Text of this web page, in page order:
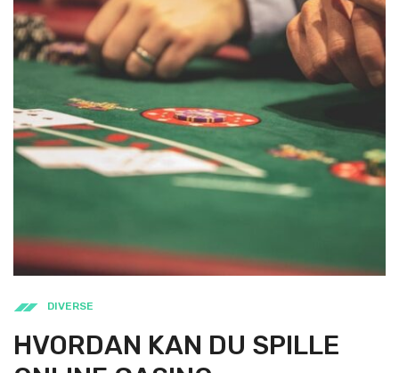
DIVERSE
HVORDAN KAN DU SPILLE